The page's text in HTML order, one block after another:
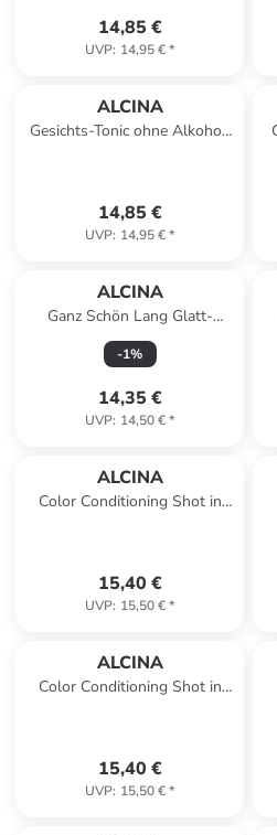
14,85 €
UVP: 14,95 €*
ALCINA
Gesichts-Tonic ohne Alkohol,
14,85 €
UVP: 14,95 €*
ALCINA
Ganz Schön Lang Glatt-
Conditioner für langes Haar,
150 ml
-1%
14,35 €
UVP: 14,50 €*
ALCINA
Color Conditioning Shot in
15,40 €
UVP: 15,50 €*
ALCINA
Color Conditioning Shot in
15,40 €
UVP: 15,50 €*